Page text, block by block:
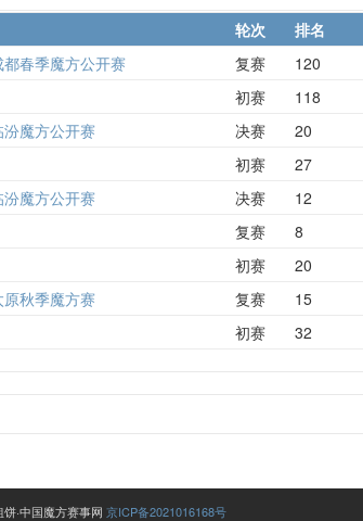
轮次 排名
春季魔方公开赛
复赛 120
初赛 118
魔方公开赛 决赛 20
初赛 27
魔方公开赛 决赛 12
复赛 8
初赛 20
秋季魔方赛 复赛 15
初赛 32
·中国魔方赛事网 京ICP备2021016168号